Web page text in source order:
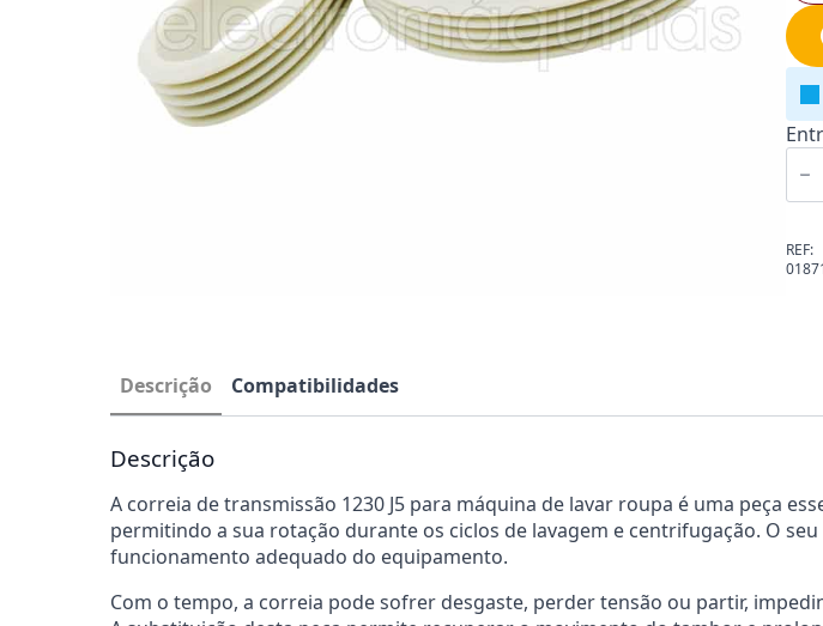
de
J5
REF:
Descrição Compatibilidades
Descrição
A correia de transmissão 1230 J5 para máquina de lavar roupa é uma peça
permitindo a sua rotação durante os ciclos de lavagem e centrifugação. O
funcionamento adequado do equipamento.
Com o tempo, a correia pode sofrer desgaste, perder tensão ou partir,